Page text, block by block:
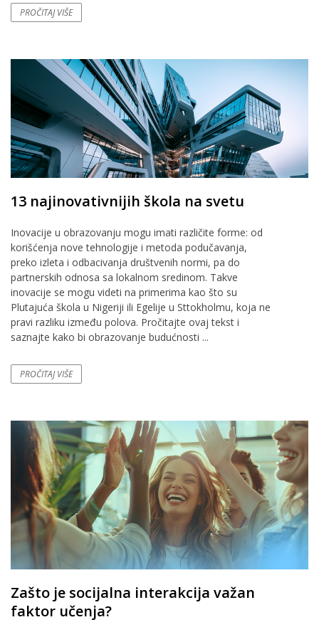
PROČITAJ VIŠE
13 najinovativnijih škola na svetu
Inovacije u obrazovanju mogu imati različite forme: od
korišćenja nove tehnologije i metoda podučavanja,
preko izleta i odbacivanja društvenih normi, pa do
partnerskih odnosa sa lokalnom sredinom. Takve
inovacije se mogu videti na primerima kao što su
Plutajuća škola u Nigeriji ili Egelije u Sttokholmu, koja ne
pravi razliku između polova. Pročitajte ovaj tekst i
saznajte kako bi obrazovanje budućnosti ...
PROČITAJ VIŠE
Zašto je socijalna interakcija važan
faktor učenja?